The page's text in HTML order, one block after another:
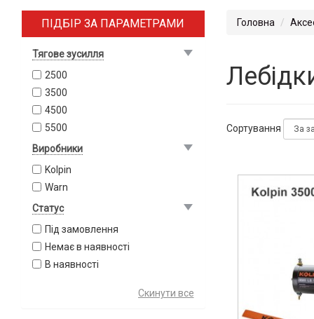
ПІДБІР ЗА ПАРАМЕТРАМИ
Тягове зусилля
2500
3500
4500
5500
Виробники
Kolpin
Warn
Статус
Під замовлення
Немає в наявності
В наявності
Головна
Сортування